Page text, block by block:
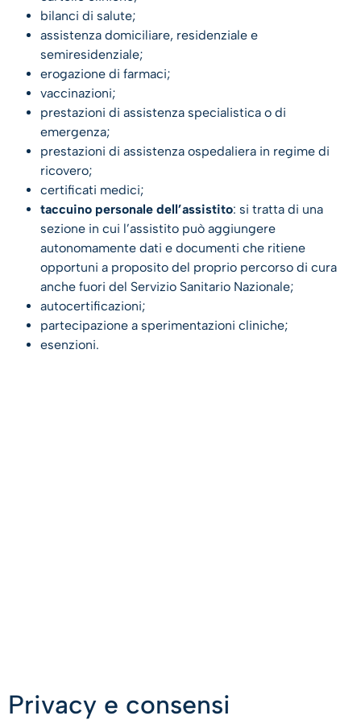
bilanci di salute;
assistenza domiciliare, residenziale e
semiresidenziale;
erogazione di farmaci;
vaccinazioni;
prestazioni di assistenza specialistica o di
emergenza;
prestazioni di assistenza ospedaliera in regime di
ricovero;
certificati medici;
taccuino personale dell’assistito: si tratta di una
sezione in cui l’assistito può aggiungere
autonomamente dati e documenti che ritiene
opportuni a proposito del proprio percorso di cura
anche fuori del Servizio Sanitario Nazionale;
autocertificazioni;
partecipazione a sperimentazioni cliniche;
esenzioni.
Privacy e consensi